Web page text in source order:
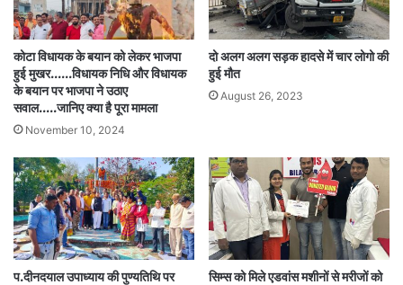
कोटा विधायक के बयान को लेकर भाजपा
हुई मुखर……विधायक निधि और विधायक
के बयान पर भाजपा ने उठाए
सवाल…..जानिए क्या है पूरा मामला
November 10, 2024
दो अलग अलग सड़क हादसे में चार लोगो की
हुई मौत
August 26, 2023
प.दीनदयाल उपाध्याय की पुण्यतिथि पर
सिम्स को मिले एडवांस मशीनों से मरीजों को